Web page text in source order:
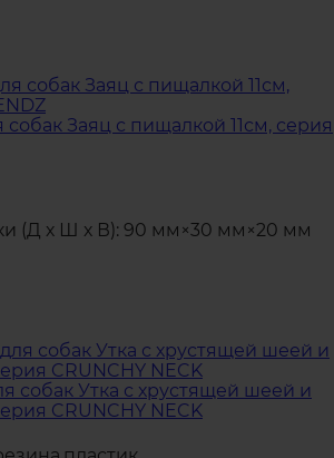
собак Заяц с пищалкой 11см, серия
(Д х Ш х В): 90 мм×30 мм×20 мм
собак Утка с хрустящей шеей и
CRUNCHY NECK